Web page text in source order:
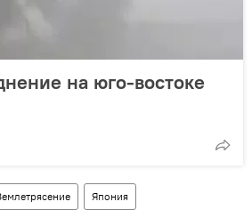
на юго‑востоке
Япония